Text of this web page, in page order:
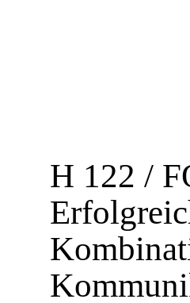
H 122 /